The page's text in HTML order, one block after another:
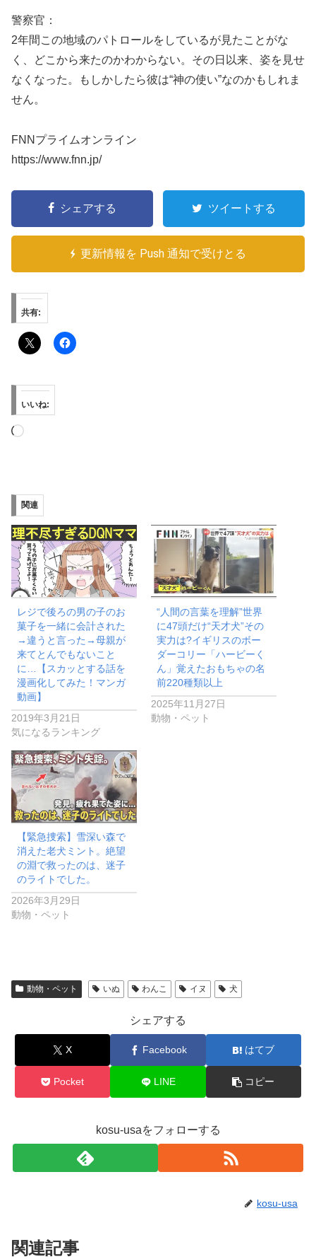
警察官：
2年間この地域のパトロールをしているが見たことがな
く、どこから来たのかわからない。その日以来、姿を見せ
なくなった。もしかしたら彼は“神の使い”なのかもしれま
せん。
FNNプライムオンライン
https://www.fnn.jp/
シェアする ツイートする
更新情報を Push 通知で受けとる
共有:
いいね:
読
み
中…
関連
レジで後ろの男の子のお
菓子を一緒に会計された
→違うと言った→母親が
来てとんでもないこと
に…【スカッとする話を
漫画化してみた！マンガ
動画】
2019年3月21日
気になるランキング
“人間の言葉を理解”世界
に47頭だけ“天才犬”その
実力は?イギリスのボー
ダーコリー「ハービーく
ん」覚えたおもちゃの名
前220種類以上
2025年11月27日
動物・ペット
【緊急捜索】雪深い森で
消えた老犬ミント。絶望
の淵で救ったのは、迷子
のライトでした。
2026年3月29日
動物・ペット
動物・ペット いぬ わんこ イヌ 犬
シェアする
X Facebook はてブ
Pocket LINE コピー
kosu-usaをフォローする
kosu-usa
関連記事